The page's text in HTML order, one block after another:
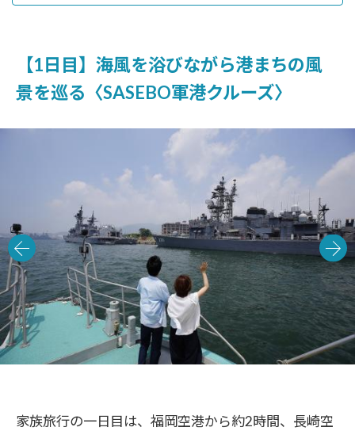
【1日目】海風を浴びながら港まちの風
景を巡る〈SASEBO軍港クルーズ〉
家族旅行の一日目は、福岡空港から約2時間、長崎空